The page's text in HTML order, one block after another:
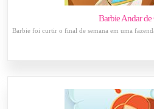
Barbie Andar de
Barbie foi curtir o final de semana em uma